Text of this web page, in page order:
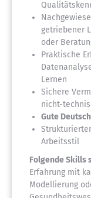
getriebener
oder
Praktische
Lernen
Sichere
nicht-
Gute
Arbeitsstil
Folgende Skills
Erfahrung mit
Modellierung